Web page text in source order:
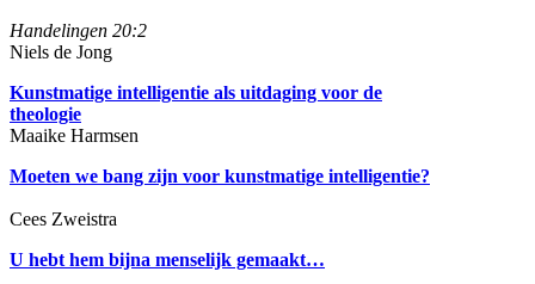
Handelingen 20:2
Niels de Jong
Kunstmatige intelligentie als uitdaging voor de
theologie
Maaike Harmsen
Moeten we bang zijn voor kunstmatige intelligentie?
Cees Zweistra
U hebt hem bijna menselijk gemaakt…